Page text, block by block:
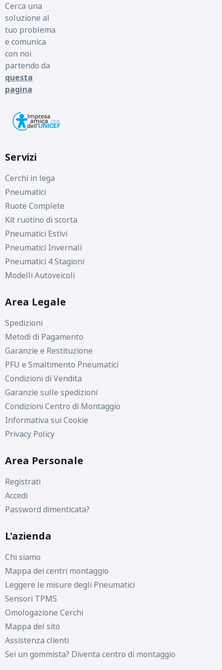
C
C
D
Cerca una
soluzione al
tuo problema
e comunica
con noi
partendo da
questa
pagina
Servizi
Cerchi in lega
Pneumatici
Ruote Complete
Kit ruotino di scorta
Pneumatici Estivi
Pneumatici Invernali
Pneumatici 4 Stagioni
Modelli Autoveicoli
Area Legale
Spedizioni
Metodi di Pagamento
Garanzie e Restituzione
PFU e Smaltimento Pneumatici
Condizioni di Vendita
Garanzie sulle spedizioni
Condizioni Centro di Montaggio
Informativa sui Cookie
Privacy Policy
Area Personale
Registrati
Accedi
Password dimenticata?
L'azienda
Chi siamo
Mappa dei centri montaggio
Leggere le misure degli Pneumatici
Sensori TPMS
Omologazione Cerchi
Mappa del sito
Assistenza clienti
Sei un gommista? Diventa centro di montaggio